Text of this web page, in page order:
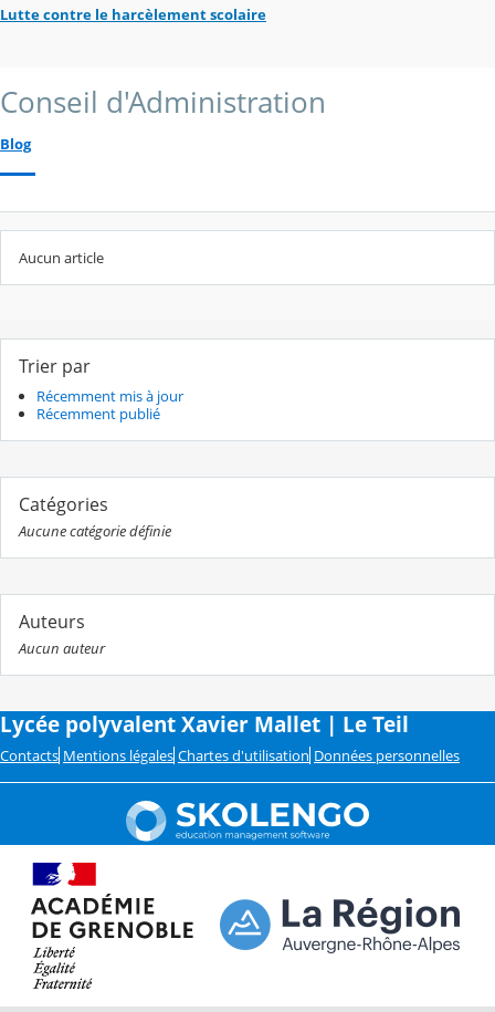
Lutte contre le harcèlement scolaire
Conseil d'Administration
Blog
Aucun article
Trier par
Récemment mis à jour
Récemment publié
Catégories
Aucune catégorie définie
Auteurs
Aucun auteur
Lycée polyvalent Xavier Mallet | Le Teil
Contacts Mentions légales Chartes d'utilisation Données personnelles